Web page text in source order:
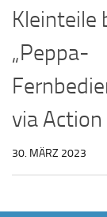
Kleinteile
„Peppa-
via Action
30. MÄRZ 2023